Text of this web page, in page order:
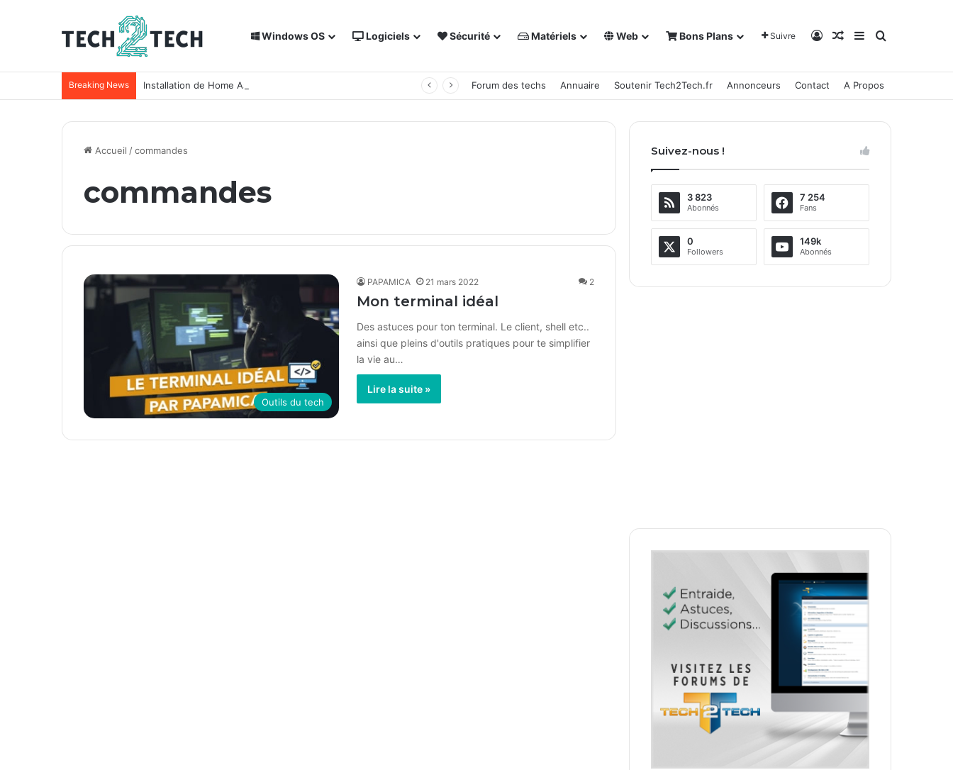
Windows OS Logiciels Sécurité Matériels Web Bons Plans Suivre Connexion
Article Aléatoire
Sidebar (barre
Rechercher
Breaking News Installation de Home Assistant sur un NAS Synology Forum des techs Annuaire Soutenir Tech2Tech.fr Annonceurs Contact A Propos
Accueil /commandes
commandes
Outils du tech
PAPAMICA 21 mars 2022 2
Mon terminal idéal
Des astuces pour ton terminal. Le client, shell etc..
ainsi que pleins d'outils pratiques pour te simplifier
la vie au…
Lire la suite »
Suivez-nous !
3 823
Abonnés
7 254
Fans
0
Followers
149k
Abonnés